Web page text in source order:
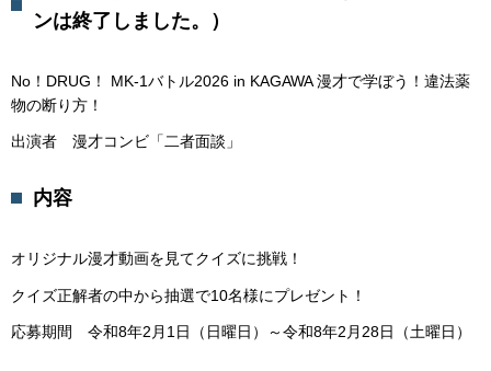
ンは終了しました。）
No！DRUG！ MK-1バトル2026 in KAGAWA 漫才で学ぼう！違法薬
物の断り方！
出演者 漫才コンビ「二者面談」
内容
オリジナル漫才動画を見てクイズに挑戦！
クイズ正解者の中から抽選で10名様にプレゼント！
応募期間 令和8年2月1日（日曜日）～令和8年2月28日（土曜日）